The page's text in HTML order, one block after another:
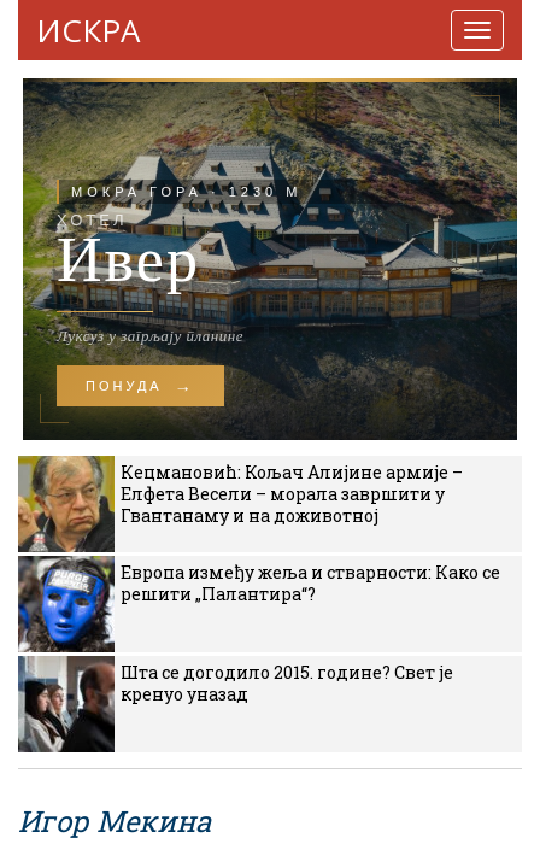
ИСКРА
Кецмановић: Кољач Алијине армије –
Елфета Весели – морала завршити у
Гвантанаму и на доживотној
Европа између жеља и стварности: Како се
решити „Палантира“?
Шта се догодило 2015. године? Свет је
кренуо уназад
Игор Мекина